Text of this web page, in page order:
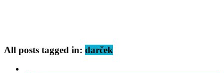
All posts tagged in: darček